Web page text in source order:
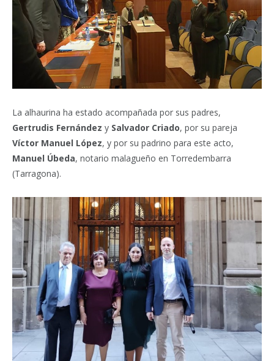
La alhaurina ha estado acompañada por sus padres,
Gertrudis Fernández y Salvador Criado, por su pareja
Víctor Manuel López, y por su padrino para este acto,
Manuel Úbeda, notario malagueño en Torredembarra
(Tarragona).